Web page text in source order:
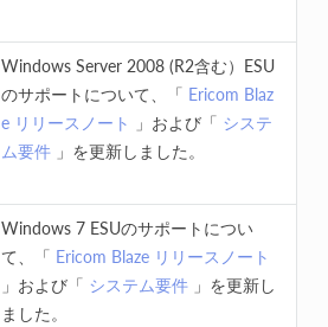
Windows Server 2008 (R2含む）ESU
のサポートについて、「 Ericom Blaz
e リリースノート
」および「 システ
ム要件」を更新しました。
Windows 7 ESUのサポートについ
て、「 Ericom Blaze リリースノート
」および「 システム要件」を更新し
ました。